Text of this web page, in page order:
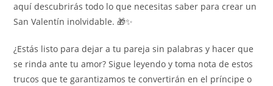
aquí descubrirás todo lo que necesitas saber para crear un
San Valentín inolvidable. 🎁✨
¿Estás listo para dejar a tu pareja sin palabras y hacer que
se rinda ante tu amor? Sigue leyendo y toma nota de estos
trucos que te garantizamos te convertirán en el príncipe o